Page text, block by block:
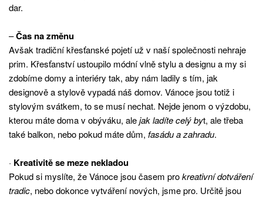
dar.
–Čas na změnu
Avšak tradiční křesťanské pojetí už v naší společnosti nehraje
prim. Křesťanství ustoupilo módní vlně stylu a designu a my si
zdobíme domy a interiéry tak, aby nám ladily s tím, jak
designově a stylově vypadá náš domov. Vánoce jsou totiž i
stylovým svátkem, to se musí nechat. Nejde jenom o výzdobu,
kterou máte doma v obýváku, alejak ladíte celý byt, ale třeba
také balkon, nebo pokud máte dům, fasádu a zahradu.
· Kreativitě se meze nekladou
Pokud si myslíte, že Vánoce jsou časem prokreativní dotváření
tradic, nebo dokonce vytváření nových, jsme pro. Určitě jsou